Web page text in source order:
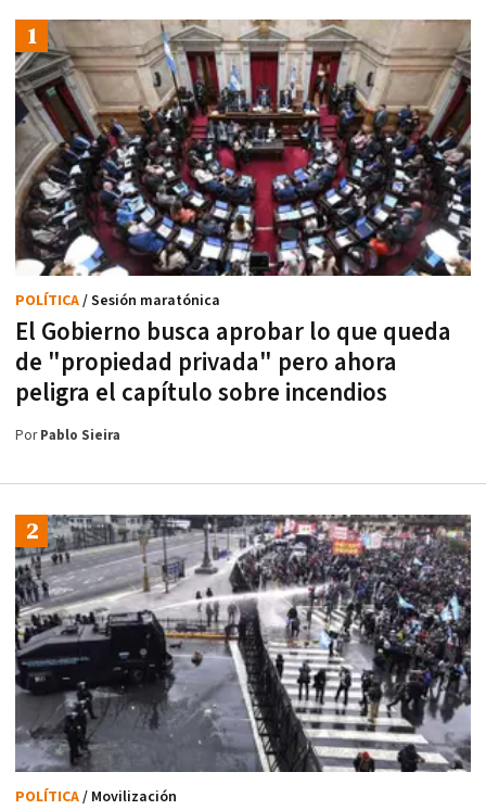
El Gobierno busca aprobar lo que queda
de "propiedad privada" pero ahora
peligra el capítulo sobre incendios
POLÍTICA/ Sesión maratónica
PorPablo Sieira
POLÍTICA/ Movilización